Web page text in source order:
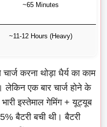
~65 Minutes
~11-12 Hours (Heavy)
करना थोड़ा धैर्य का काम
एक बार चार्ज होने के
इस्तेमाल गेमिंग + यूट्यूब
बैटरी बची थी। बैटरी